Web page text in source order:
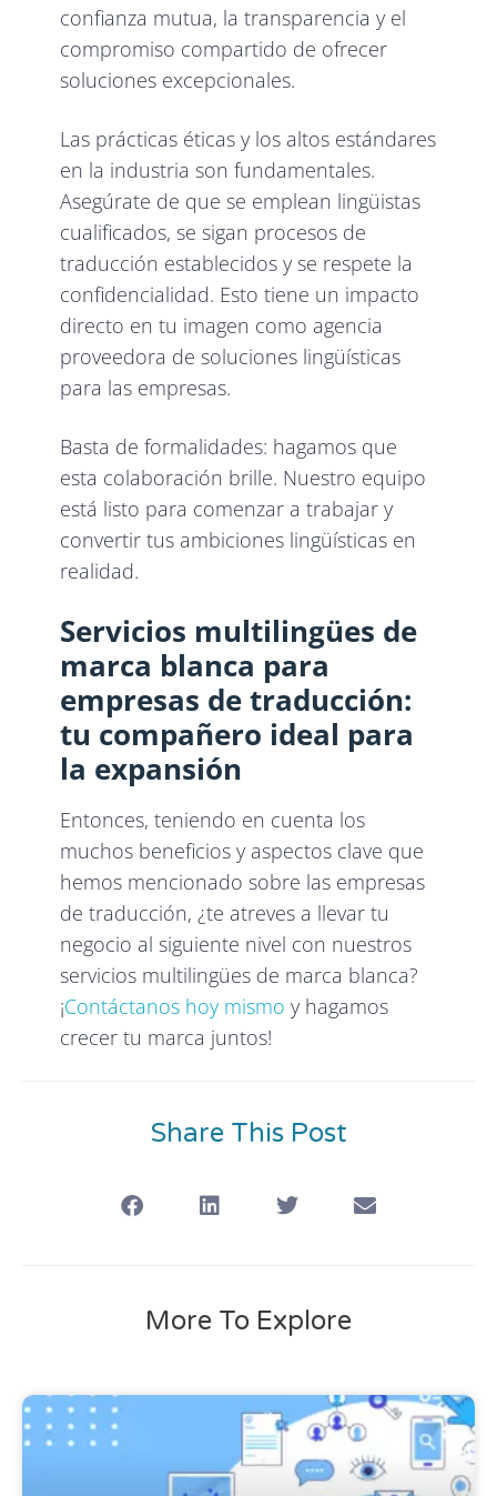
confianza mutua, la transparencia y el
compromiso compartido de ofrecer
soluciones excepcionales.
Las prácticas éticas y los altos estándares
en la industria son fundamentales.
Asegúrate de que se emplean lingüistas
cualificados, se sigan procesos de
traducción establecidos y se respete la
confidencialidad. Esto tiene un impacto
directo en tu imagen como agencia
proveedora de soluciones lingüísticas
para las empresas.
Basta de formalidades: hagamos que
esta colaboración brille. Nuestro equipo
está listo para comenzar a trabajar y
convertir tus ambiciones lingüísticas en
realidad.
Servicios multilingües de
marca blanca para
empresas de traducción:
tu compañero ideal para
la expansión
Entonces, teniendo en cuenta los
muchos beneficios y aspectos clave que
hemos mencionado sobre las empresas
de traducción, ¿te atreves a llevar tu
negocio al siguiente nivel con nuestros
servicios multilingües de marca blanca?
¡Contáctanos hoy mismo y hagamos
crecer tu marca juntos!
Share This Post
More To Explore